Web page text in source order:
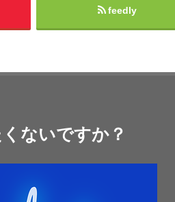
feedly
ないですか？